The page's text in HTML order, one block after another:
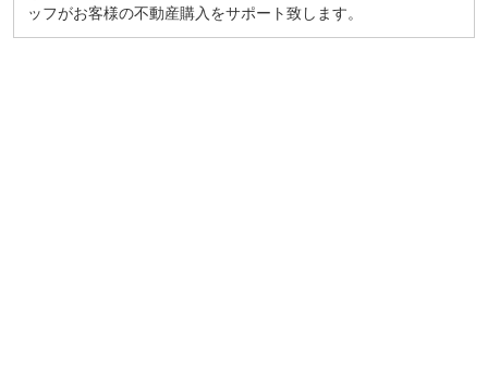
ッフがお客様の不動産購入をサポート致します。